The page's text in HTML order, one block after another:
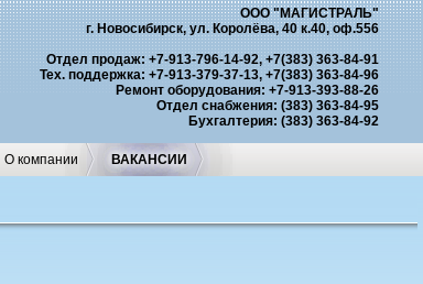
ООО "МАГИСТРАЛЬ"
г. Новосибирск, ул. Королёва, 40 к.40, оф.556
Отдел продаж: +7-913-796-14-92, +7(383) 363-84-91
Тех. поддержка: +7-913-379-37-13, +7(383) 363-84-96
Ремонт оборудования: +7-913-393-88-26
Отдел снабжения: (383) 363-84-95
Бухгалтерия: (383) 363-84-92
О компании ВАКАНСИИ